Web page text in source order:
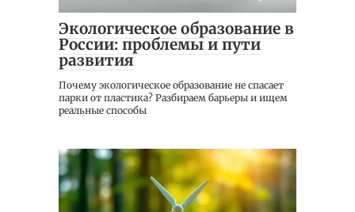
Экологическое образование в
России: проблемы и пути
развития
Почему экологическое образование не спасает
парки от пластика? Разбираем барьеры и ищем
реальные способы